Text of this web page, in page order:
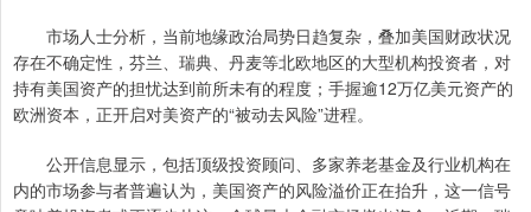
市场人士分析，当前地缘政治局势日趋复杂，叠加美国财政状况
存在不确定性，芬兰、瑞典、丹麦等北欧地区的大型机构投资者，对
持有美国资产的担忧达到前所未有的程度；手握逾12万亿美元资产的
欧洲资本，正开启对美资产的“被动去风险”进程。
公开信息显示，包括顶级投资顾问、多家养老基金及行业机构在
内的市场参与者普遍认为，美国资产的风险溢价正在抬升，这一信号